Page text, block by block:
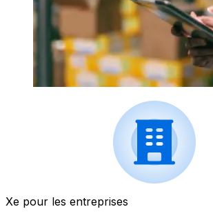
Xe pour les entreprises